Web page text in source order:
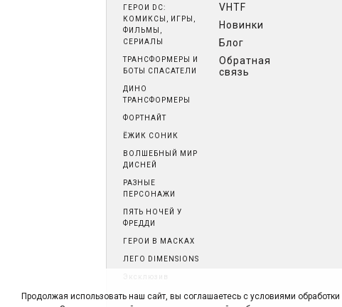
ГЕРОИ DC:
КОМИКСЫ, ИГРЫ,
ФИЛЬМЫ,
СЕРИАЛЫ
ТРАНСФОРМЕРЫ И
БОТЫ СПАСАТЕЛИ
ДИНО
ТРАНСФОРМЕРЫ
ФОРТНАЙТ
ЁЖИК СОНИК
ВОЛШЕБНЫЙ МИР
ДИСНЕЙ
РАЗНЫЕ
ПЕРСОНАЖИ
ПЯТЬ НОЧЕЙ У
ФРЕДДИ
ГЕРОИ В МАСКАХ
ЛЕГО DIMENSIONS
VHTF
Новинки
Блог
Обратная
связь
Продолжая использовать наш сайт, вы соглашаетесь с условиями